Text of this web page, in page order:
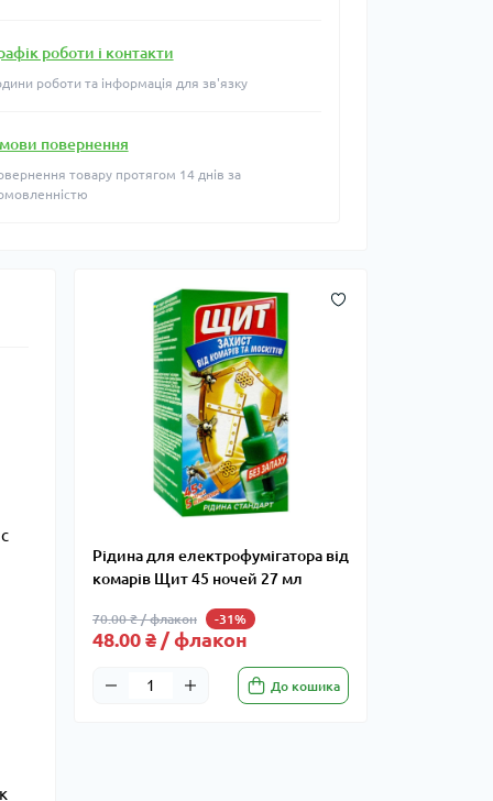
роботи і контакти
роботи та інформація для зв'язку
повернення
товару протягом 14 днів за
Рідина для електрофумігатора від
комарів Щит 45 ночей 27 мл
70.00 ₴ / флакон -31%
48.00 ₴ / флакон
До кошика